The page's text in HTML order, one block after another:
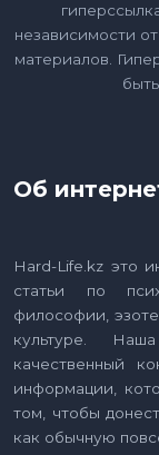
независимости
материалов.
Об
Hard-Life.kz это
статьи по
философии,
культуре.
качественный
информации,
том, чтобы
как обычную